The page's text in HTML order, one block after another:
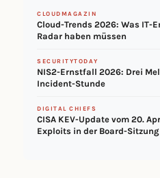
CLOUDMAGAZIN
Cloud-Trends 2026: Was IT-
Radar haben müssen
SECURITYTODAY
NIS2-Ernstfall 2026: Drei
Incident-Stunde
DIGITAL CHIEFS
CISA KEV-Update vom 20.
Exploits in der Board-